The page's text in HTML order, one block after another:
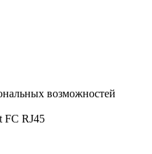
возможностей
FC RJ45